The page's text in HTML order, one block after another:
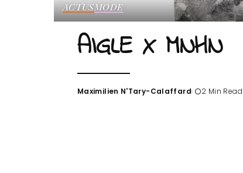
ACTUSMODE
AIGLE X MNHN
Posted
Maximilien N'Tary-Calaffard 2 Min Read